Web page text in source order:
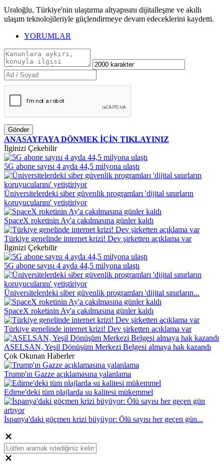
Uraloğlu, Türkiye'nin ulaştırma altyapısını dijitalleşme ve akıllı
ulaşım teknolojileriyle güçlendirmeye devam edeceklerini kaydetti.
YORUMLAR
Gönder
ANASAYFAYA DÖNMEK İÇİN TIKLAYINIZ
İlginizi Çekebilir
5G abone sayısı 4 ayda 44,5 milyona ulaştı
Üniversitelerdeki siber güvenlik programları 'dijital sınırların
koruyucularını' yetiştiriyor
SpaceX roketinin Ay'a çakılmasına günler kaldı
Türkiye genelinde internet krizi! Dev şirketten açıklama var
İlginizi Çekebilir
5G abone sayısı 4 ayda 44,5 milyona ulaştı
Üniversitelerdeki siber güvenlik programları 'dijital sınırların...
SpaceX roketinin Ay'a çakılmasına günler kaldı
Türkiye genelinde internet krizi! Dev şirketten açıklama var
ASELSAN, Yeşil Dönüşüm Merkezi Belgesi almaya hak kazandı
Çok Okunan Haberler
Trump'ın Gazze açıklamasına yalanlama
Edirne'deki tüm plajlarda su kalitesi mükemmel
İspanya'daki göçmen krizi büyüyor: Ölü sayısı her geçen gün...